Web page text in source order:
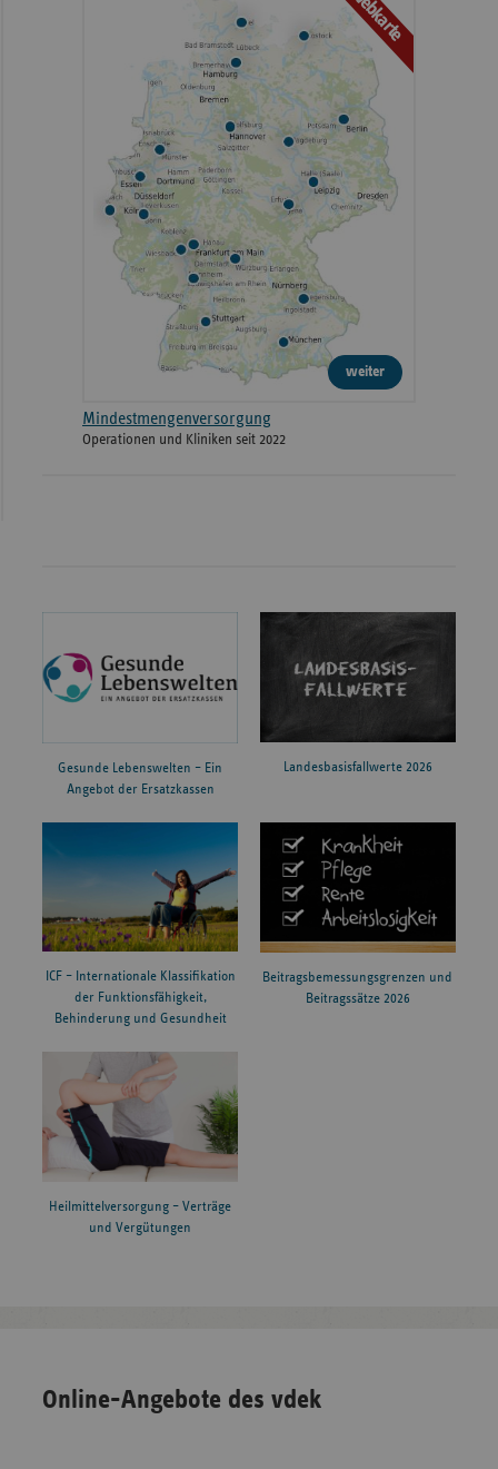
Webkarte
weiter
Mindestmengenversorgung
Operationen und Kliniken seit 2022
Gesunde Lebenswelten – Ein
Angebot der Ersatzkassen
Landesbasisfallwerte 2026
ICF – Internationale Klassifikation
der Funktionsfähigkeit,
Behinderung und Gesundheit
Beitragsbemessungsgrenzen und
Beitragssätze 2026
Heilmittelversorgung – Verträge
und Vergütungen
Online-Angebote des vdek